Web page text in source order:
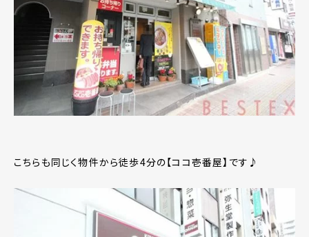
こちらも同じく物件から徒歩4分の【ココ壱番屋】です♪